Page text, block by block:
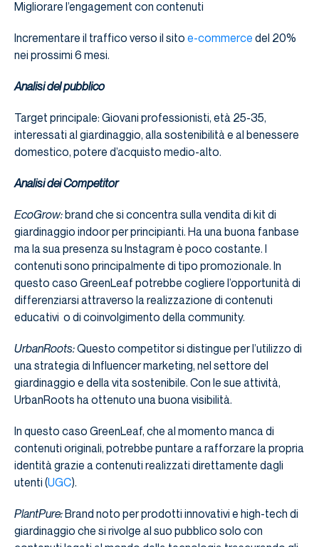
Migliorare l’engagement con contenuti
Incrementare il traffico verso il sito e-commerce del 20%
nei prossimi 6 mesi.
Analisi del pubblico
Target principale: Giovani professionisti, età 25-35,
interessati al giardinaggio, alla sostenibilità e al benessere
domestico, potere d’acquisto medio-alto.
Analisi dei Competitor
EcoGrow:brand che si concentra sulla vendita di kit di
giardinaggio indoor per principianti. Ha una buona fanbase
ma la sua presenza su Instagram è poco costante. I
contenuti sono principalmente di tipo promozionale. In
questo caso GreenLeaf potrebbe cogliere l’opportunità di
differenziarsi attraverso la realizzazione di contenuti
educativi o di coinvolgimento della community.
UrbanRoots:Questo competitor si distingue per l’utilizzo di
una strategia di Influencer marketing, nel settore del
giardinaggio e della vita sostenibile. Con le sue attività,
UrbanRoots ha ottenuto una buona visibilità.
In questo caso GreenLeaf, che al momento manca di
contenuti originali, potrebbe puntare a rafforzare la propria
identità grazie a contenuti realizzati direttamente dagli
utenti (UGC).
PlantPure:Brand noto per prodotti innovativi e high-tech di
giardinaggio che si rivolge al suo pubblico solo con